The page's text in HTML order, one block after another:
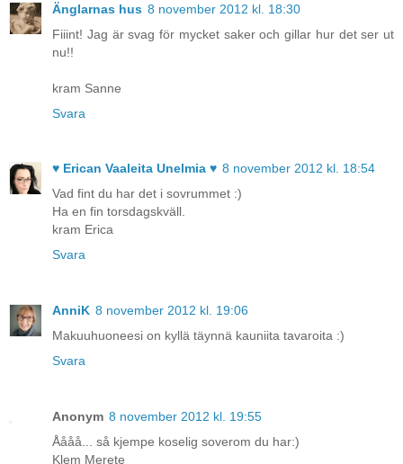
Änglarnas hus 8 november 2012 kl. 18:30
Fiiint! Jag är svag för mycket saker och gillar hur det ser ut
nu!!
kram Sanne
Svara
♥ Erican Vaaleita Unelmia ♥ 8 november 2012 kl. 18:54
Vad fint du har det i sovrummet :)
Ha en fin torsdagskväll.
kram Erica
Svara
AnniK 8 november 2012 kl. 19:06
Makuuhuoneesi on kyllä täynnä kauniita tavaroita :)
Svara
Anonym 8 november 2012 kl. 19:55
Åååå... så kjempe koselig soverom du har:)
Klem Merete